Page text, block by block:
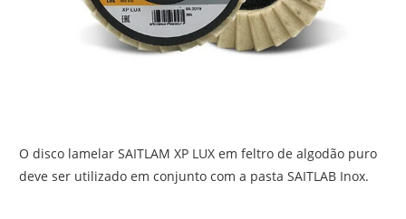
O disco lamelar SAITLAM XP LUX em feltro de algodão puro
deve ser utilizado em conjunto com a pasta SAITLAB Inox.